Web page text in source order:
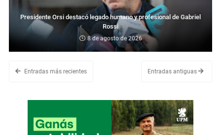
Presidente Orsi destacó legado humano y profesional de Gabriel
Rossi
8 de agosto de 2026
Entradas más recientes Entradas antiguas